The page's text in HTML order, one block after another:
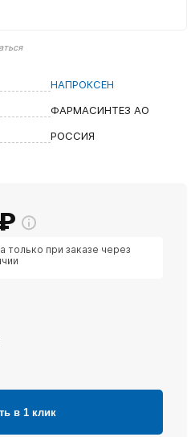
НАПРОКСЕН
ФАРМАСИНТЕЗ АО
РОССИЯ
только при заказе через
в 1 клик